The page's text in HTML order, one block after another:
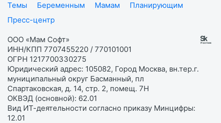
Темы
Беременным Мамам
Планирующим
Пресс-центр
ООО «Мам Софт»
ИНН/КПП 7707455220 / 770101001
ОГРН 1217700330275
Юридический адрес: 105082, Город Москва, вн.тер.г.
муниципальный округ Басманный, пл
Спартаковская, д. 14, стр. 2, помещ. 7Н
ОКВЭД (основной): 62.01
Вид ИТ-деятельности согласно приказу Минцифры:
12.01